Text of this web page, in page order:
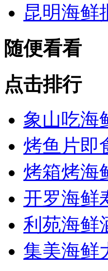
昆明海鲜
随便看看
点击排行
象山吃海
烤鱼片即
烤箱烤海
开罗海鲜
利苑海鲜
集美海鲜